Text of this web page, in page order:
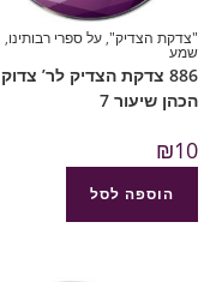
"צדקת הצדיק",על ספרי רבותינו,
שמע
886 צדקת הצדיק לר’ צדוק
הכהן שיעור 7
₪10
הוספה לסל